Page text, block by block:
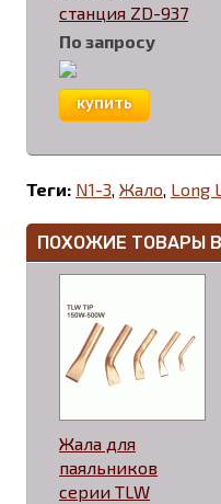
станция ZD-937
По запросу
купить
Теги: N1-3, Жало, Long
ПОХОЖИЕ ТОВАРЫ
Жала для
паяльников
серии TLW